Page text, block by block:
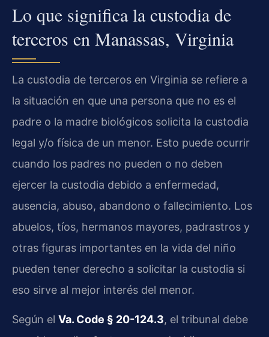
Lo que significa la custodia de
terceros en Manassas, Virginia
La custodia de terceros en Virginia se refiere a
la situación en que una persona que no es el
padre o la madre biológicos solicita la custodia
legal y/o física de un menor. Esto puede ocurrir
cuando los padres no pueden o no deben
ejercer la custodia debido a enfermedad,
ausencia, abuso, abandono o fallecimiento. Los
abuelos, tíos, hermanos mayores, padrastros y
otras figuras importantes en la vida del niño
pueden tener derecho a solicitar la custodia si
eso sirve al mejor interés del menor.
Según el Va. Code § 20-124.3, el tribunal debe